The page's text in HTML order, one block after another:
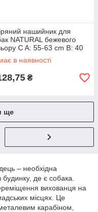
нашийник для
NATURAL бежевого
C A: 55-63 cm B: 40
в наявності
₴
ще
– необхідна
де є собака.
вихованця на
місцях. Це
карабіном,